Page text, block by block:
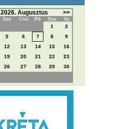
2026. Augusztus >>
Sze Csü Pé Szo
Va
1
2
5 6 7 8
9
12 13 14 15
16
19 20 21 22
23
26 27 28 29
30